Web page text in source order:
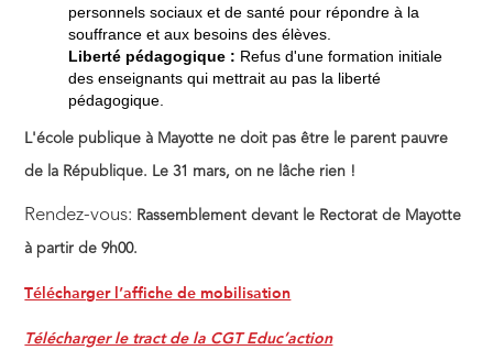
personnels sociaux et de santé pour répondre à la
souffrance et aux besoins des élèves.
Liberté pédagogique : Refus d'une formation initiale
des enseignants qui mettrait au pas la liberté
pédagogique.
L'école publique à Mayotte ne doit pas être le parent pauvre
de la République. Le 31 mars, on ne lâche rien !
Rendez-vous: Rassemblement devant le Rectorat de Mayotte
à partir de 9h00.
Télécharger l’affiche de mobilisation
Télécharger le tract de la CGT Educ’action